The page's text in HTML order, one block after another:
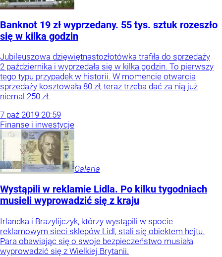
Banknot 19 zł wyprzedany. 55 tys. sztuk rozeszło
się w kilka godzin
Jubileuszowa dzięwiętnastozłotówka trafiła do sprzedaży
2 października i wyprzedała się w kilka godzin. To pierwszy
tego typu przypadek w historii. W momencie otwarcia
sprzedaży kosztowała 80 zł, teraz trzeba dać za nią już
niemal 250 zł.
7 paź 2019 20:59
Finanse i inwestycje
Galeria
Wystąpili w reklamie Lidla. Po kilku tygodniach
musieli wyprowadzić się z kraju
Irlandka i Brazylijczyk, którzy wystąpili w spocie
reklamowym sieci sklepów Lidl, stali się obiektem hejtu.
Para obawiając się o swoje bezpieczeństwo musiała
wyprowadzić się z Wielkiej Brytanii.